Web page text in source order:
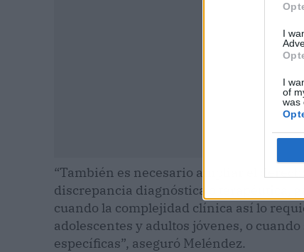
I
I
of
was
“También es necesario ampliar el
discrepancia diagnóstica o terapéutica,
cuando la complejidad clínica así lo
adolescentes y adultos jóvenes, o
específicas”, aseguró Meléndez.